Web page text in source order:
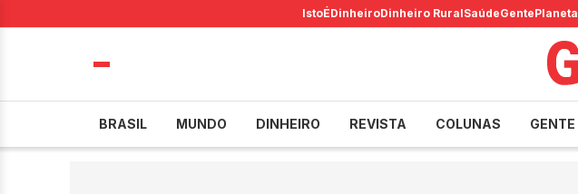
IstoÉDinheiroDinheiro RuralSaúdeGentePlaneta
BRASIL MUNDO DINHEIRO REVISTA COLUNAS GENTE